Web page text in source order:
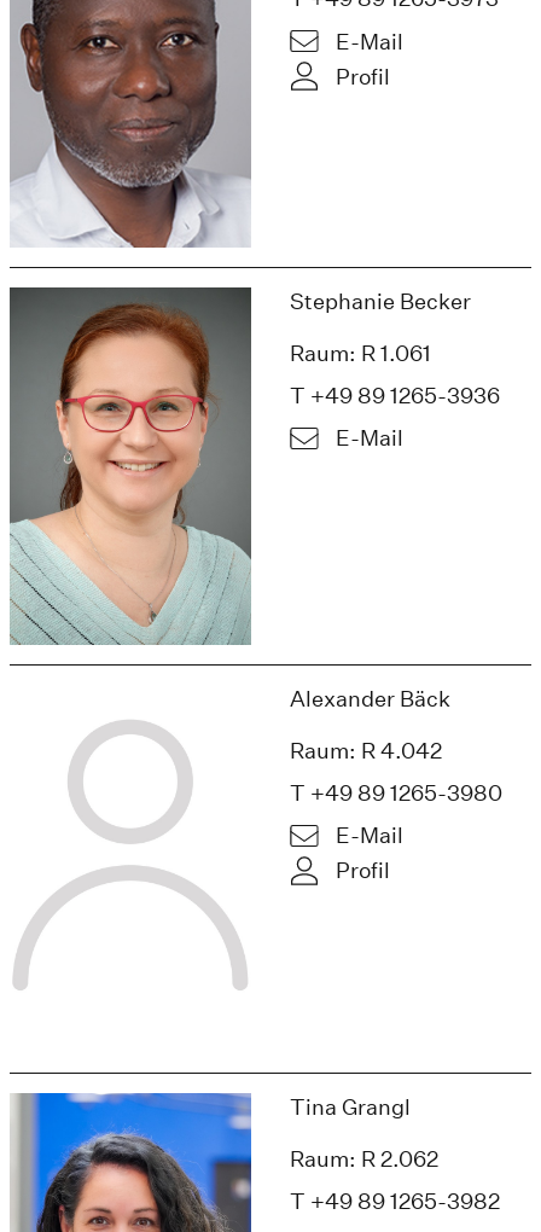
E-Mail
Profil
Stephanie Becker
Raum: R 1.061
T +49 89 1265-3936
E-Mail
Alexander Bäck
Raum: R 4.042
T +49 89 1265-3980
E-Mail
Profil
Tina Grangl
Raum: R 2.062
T +49 89 1265-3982